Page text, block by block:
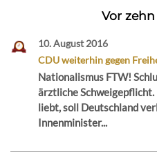
Vor
10. August 2016
CDU weiterhin gegen
Nationalismus FTW!
ärztliche
liebt, soll Deutschland
Innenminister...